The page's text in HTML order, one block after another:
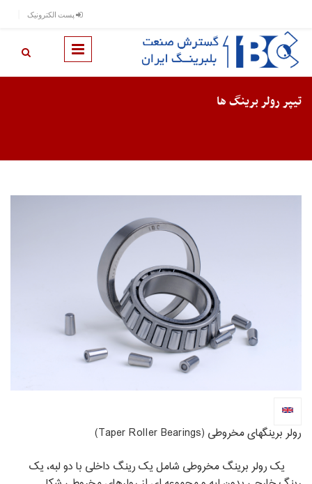
پست الکترونیک
تیپر رولر برینگ ها
رولر برینگ‏های مخروطی (Taper Roller Bearings)
یک رولر برینگ مخروطی شامل یک رینگ داخلی با دو لبه، یک